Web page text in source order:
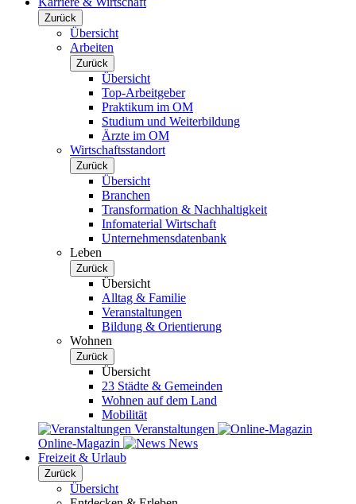
Zurück
Übersicht
Arbeiten
Zurück
Übersicht
Top-Arbeitgeber
Praktikum im OM
Studium und Weiterbildung
Ärzte im OM
Wirtschaftsstandort
Zurück
Übersicht
Branchen
Transformation & Nachhaltigkeit
Infomaterial Wirtschaft
Unternehmensdatenbank
Leben
Zurück
Übersicht
Alltag & Familie
Veranstaltungen
Bildung & Orientierung
Wohnen
Zurück
Übersicht
23 Städte & Gemeinden
Wohnen auf dem Land
Mobilität
Veranstaltungen
Online-Magazin
News
Freizeit & Urlaub
Zurück
Übersicht